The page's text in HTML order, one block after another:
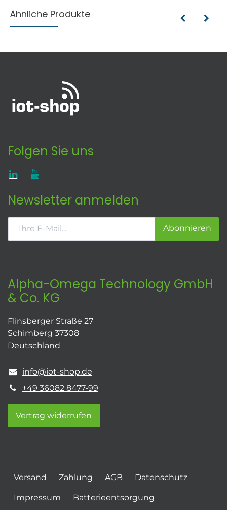
Ähnliche Produkte
Folgen Sie uns
Newsletter anmelden
Abonnieren
Alpha-Omega Technology GmbH
& Co. KG
Flinsberger Straße 27
Schimberg 37308
Deutschland
info@iot-shop.de
+49 36082 8477-99
Vertrag widerrufen
Versand Zahlung AGB Datenschutz
Impressum Batterieentsorgung